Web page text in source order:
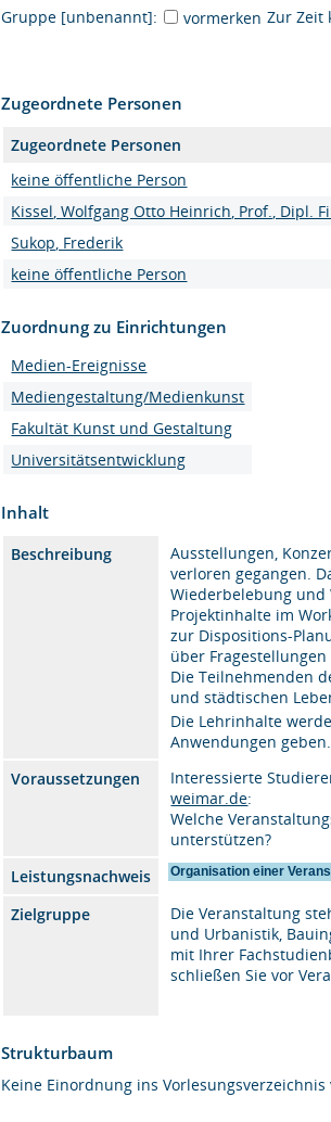
Gruppe [unbenannt]:
vormerken Zur Zeit
Zugeordnete Personen
Zugeordnete Personen
keine öffentliche Person
Kissel, Wolfgang Otto Heinrich, Prof., Dipl.
Sukop, Frederik
keine öffentliche Person
Zuordnung zu Einrichtungen
Medien-Ereignisse
Mediengestaltung/Medienkunst
Fakultät Kunst und Gestaltung
Universitätsentwicklung
Inhalt
Beschreibung
Ausstellungen,
verloren gegangen.
Wiederbelebung
Projektinhalte im
zur Dispositions-
über
Die Teilnehmenden
und städtischen
Die Lehrinhalte
Anwendungen geben.
Voraussetzungen
Interessierte
weimar.de:
Welche
unterstützen?
Leistungsnachweis
Organisation einer
Zielgruppe
Die Veranstaltung
und Urbanistik,
mit Ihrer
schließen Sie vor
Strukturbaum
Keine Einordnung ins